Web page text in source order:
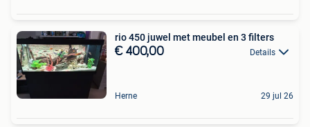
rio 450 juwel met meubel en 3 filters
€ 400,00 Details
Herne 29 jul 26